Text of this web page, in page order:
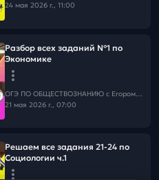
24 мая 2026 г., 11:00
Разбор всех заданий №1 по
Экономике
ОГЭ ПО ОБЩЕСТВОЗНАНИЮ c Егором Кантом
21 мая 2026 г., 07:00
Решаем все задания 21-24 по
Социологии ч.1